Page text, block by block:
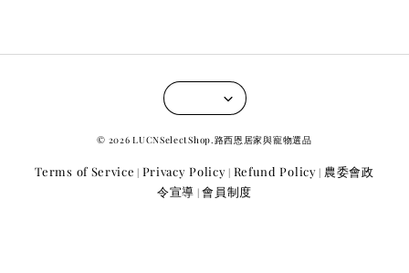
© 2026 LUCNSelectShop.路西恩居家與寵物選品
Terms of Service | Privacy Policy | Refund Policy | 農委會政
令宣導 |會員制度